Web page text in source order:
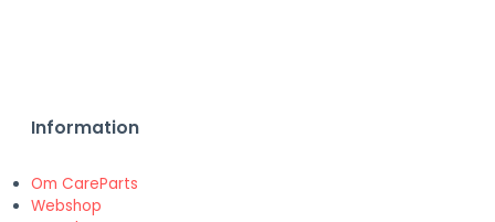
Information
Om CareParts
Webshop